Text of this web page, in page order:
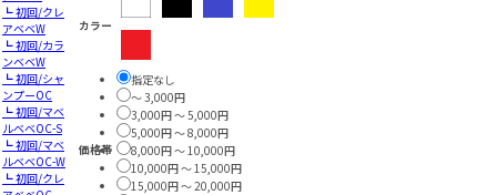
┗ 初回/クレ
アベベW
┗ 初回/カラ
ンベベW
┗ 初回/シャ
ンプーOC
┗ 初回/マベ
ルベベOC-S
┗ 初回/マベ
ルベベOC-W
┗ 初回/クレ
カラー
価格帯
指定なし
～ 3,000円
3,000円 ～ 5,000円
5,000円 ～ 8,000円
8,000円 ～ 10,000円
10,000円 ～ 15,000円
15,000円 ～ 20,000円